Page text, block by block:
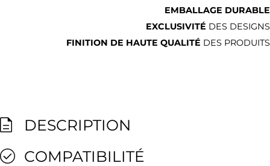
EMBALLAGE DURABLE
EXCLUSIVITÉ DES DESIGNS
FINITION DE HAUTE QUALITÉ DES PRODUITS
DESCRIPTION
COMPATIBILITÉ